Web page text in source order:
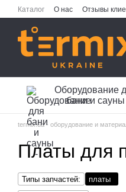
Перейти к основному
Каталог О нас Отзывы
Оборудование
бани и сауны
termix.ua - оборудование и
Платы для
Типы запчастей:
платы